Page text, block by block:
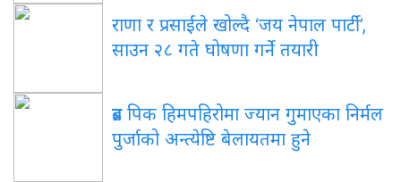
राणा र प्रसाईंले खोल्दै ‘जय नेपाल पार्टी’,
साउन २८ गते घोषणा गर्ने तयारी
ब्रड पिक हिमपहिरोमा ज्यान गुमाएका निर्मल
पुर्जाको अन्त्येष्टि बेलायतमा हुने